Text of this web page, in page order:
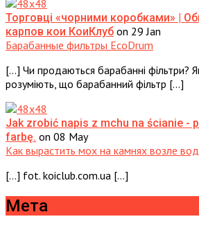
Торговці «чорними коробками» |
карпов кои КоиКлуб on 29 Jan
Барабанные фильтры EcoDrum
[…] Чи продаються барабанні фільтри?
розуміють, що барабанний фільтр […]
Jak zrobić napis z mchu na ścianie -
farbę. on 08 May
Как вырастить мох на камнях возле
[…] fot. koiclub.com.ua […]
Мета